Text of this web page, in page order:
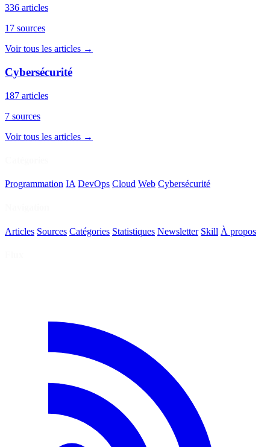
336 articles
17 sources
Voir tous les articles →
Cybersécurité
187 articles
7 sources
Voir tous les articles →
Programmation IA DevOps Cloud Web Cybersécurité
Articles Sources Catégories Statistiques Newsletter Skill À propos